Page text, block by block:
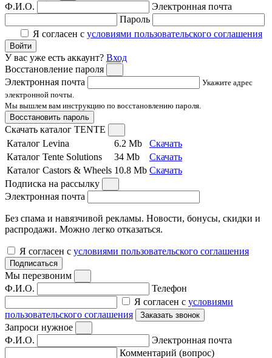
Ф.И.О.
Электронная почта
Пароль
Я согласен с условиями пользовательского соглашения
Войти
У вас уже есть аккаунт? Вход
Восстановление пароля
Электронная почта
Укажите адрес
электронной почты.
Мы вышлем вам инструкцию по восстановлению пароля.
Восстановить пароль
Скачать каталог TENTE
Каталог Levina
6.2 Mb
Скачать
Каталог Tente Solutions
34 Mb
Скачать
Каталог Castors & Wheels 10.8 Mb Скачать
Подписка на рассылку
Электронная почта
Без спама и навязчивой рекламы. Новости, бонусы, скидки и
распродажи. Можно легко отказаться.
Я согласен с условиями пользовательского соглашения
Подписаться
Мы перезвоним
Ф.И.О.
Телефон
Я согласен с условиями
пользовательского соглашения
Заказать звонок
Запроси нужное
Ф.И.О.
Электронная почта
Комментарий (вопрос)